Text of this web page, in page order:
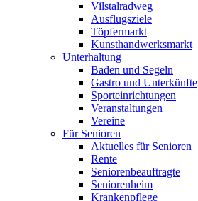
Vilstalradweg
Ausflugsziele
Töpfermarkt
Kunsthandwerksmarkt
Unterhaltung
Baden und Segeln
Gastro und Unterkünfte
Sporteinrichtungen
Veranstaltungen
Vereine
Für Senioren
Aktuelles für Senioren
Rente
Seniorenbeauftragte
Seniorenheim
Krankenpflege